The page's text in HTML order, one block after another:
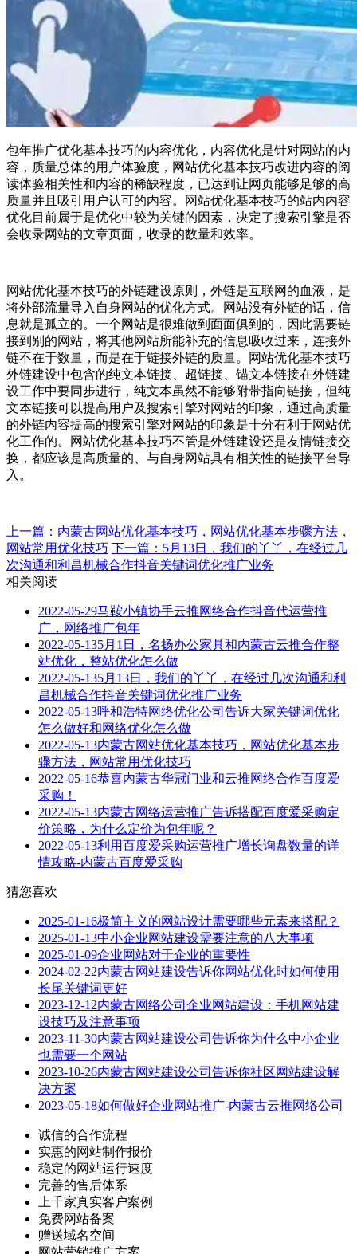
包年推广优化基本技巧的内容优化，内容优化是针对网站的内
容，质量总体的用户体验度，网站优化基本技巧改进内容的阅
读体验相关性和内容的稀缺程度，已达到让网页能够足够的高
质量并且吸引用户认可的内容。网站优化基本技巧的站内内容
优化目前属于是优化中较为关键的因素，决定了搜索引擎是否
会收录网站的文章页面，收录的数量和效率。
网站优化基本技巧的外链建设原则，外链是互联网的血液，是
将外部流量导入自身网站的优化方式。网站没有外链的话，信
息就是孤立的。一个网站是很难做到面面俱到的，因此需要链
接到别的网站，将其他网站所能补充的信息吸收过来，连接外
链不在于数量，而是在于链接外链的质量。网站优化基本技巧
外链建设中包含的纯文本链接、超链接、锚文本链接在外链建
设工作中要同步进行，纯文本虽然不能够附带指向链接，但纯
文本链接可以提高用户及搜索引擎对网站的印象，通过高质量
的外链内容提高的搜索引擎对网站的印象是十分有利于网站优
化工作的。网站优化基本技巧不管是外链建设还是友情链接交
换，都应该是高质量的、与自身网站具有相关性的链接平台导
入。
上一篇：内蒙古网站优化基本技巧，网站优化基本步骤方法，
网站常用优化技巧 下一篇：5月13日，我们的丫丫，在经过几
次沟通和利昌机械合作抖音关键词优化推广业务
相关阅读
2022-05-29马鞍小镇协手云推网络合作抖音代运营推
广，网络推广包年
2022-05-135月1日，名扬办公家具和内蒙古云推合作整
站优化，整站优化怎么做
2022-05-135月13日，我们的丫丫，在经过几次沟通和利
昌机械合作抖音关键词优化推广业务
2022-05-13呼和浩特网络优化公司告诉大家关键词优化
怎么做好和网络优化怎么做
2022-05-13内蒙古网站优化基本技巧，网站优化基本步
骤方法，网站常用优化技巧
2022-05-16恭喜内蒙古华冠门业和云推网络合作百度爱
采购！
2022-05-13内蒙古网络运营推广告诉搭配百度爱采购定
价策略，为什么定价为包年呢？
2022-05-13利用百度爱采购运营推广增长询盘数量的详
情攻略-内蒙古百度爱采购
猜您喜欢
2025-01-16极简主义的网站设计需要哪些元素来搭配？
2025-01-13中小企业网站建设需要注意的八大事项
2025-01-09企业网站对于企业的重要性
2024-02-22内蒙古网站建设告诉你网站优化时如何使用
长尾关键词更好
2023-12-12内蒙古网络公司企业网站建设：手机网站建
设技巧及注意事项
2023-11-30内蒙古网站建设公司告诉你为什么中小企业
也需要一个网站
2023-10-26内蒙古网站建设公司告诉你社区网站建设解
决方案
2023-05-18如何做好企业网站推广-内蒙古云推网络公司
诚信的合作流程
实惠的网站制作报价
稳定的网站运行速度
完善的售后体系
上千家真实客户案例
免费网站备案
赠送域名空间